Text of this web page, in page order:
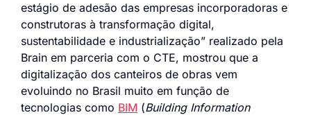
estágio de adesão das empresas incorporadoras e
construtoras à transformação digital,
sustentabilidade e industrialização” realizado pela
Brain em parceria com o CTE, mostrou que a
digitalização dos canteiros de obras vem
evoluindo no Brasil muito em função de
tecnologias como BIM (Building Information